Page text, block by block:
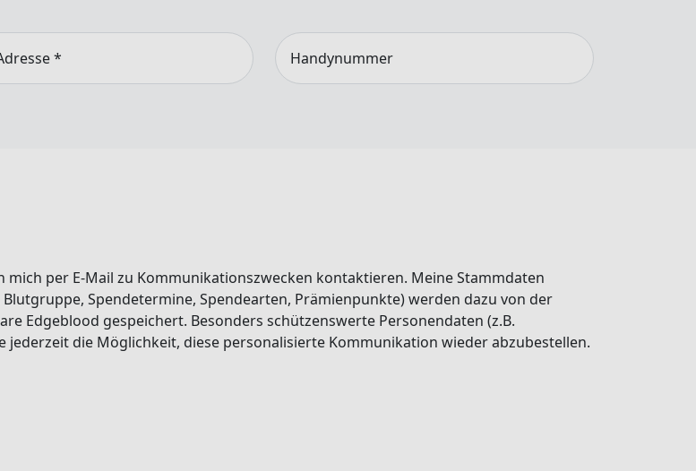
* Handynummer
mich per E-Mail zu Kommunikationszwecken kontaktieren. Meine Stammdaten
Spendetermine, Spendearten, Prämienpunkte) werden dazu von der
Edgeblood gespeichert. Besonders schützenswerte Personendaten (z.B.
jederzeit die Möglichkeit, diese personalisierte Kommunikation wieder abzubestellen.